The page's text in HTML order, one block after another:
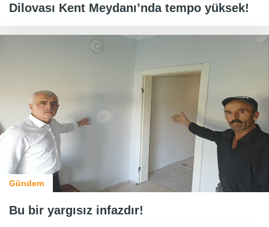
Dilovası Kent Meydanı’nda tempo yüksek!
Gündem
Bu bir yargısız infazdır!